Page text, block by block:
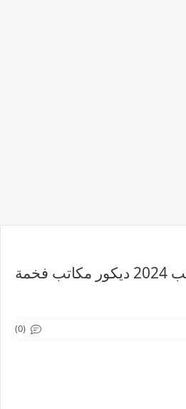
صور ديكورات مكاتب 2024 ديكور مكاتب فخمة
(0)